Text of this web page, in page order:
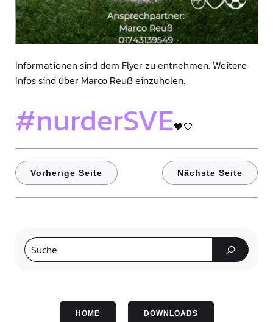
Informationen sind dem Flyer zu entnehmen. Weitere
Infos sind über Marco Reuß einzuholen.
#nurderSVE🖤🤍
Vorherige Seite Nächste Seite
HOME DOWNLOADS